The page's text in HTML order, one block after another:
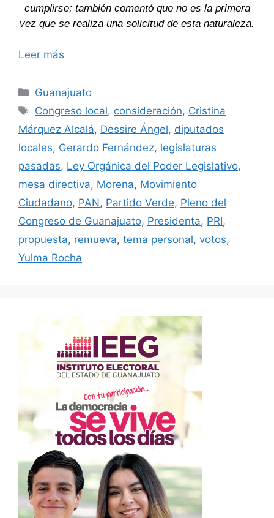
cumplirse; también comentó que no es la primera
vez que se realiza una solicitud de esta naturaleza.
Leer más
Categorías
Guanajuato
Etiquetas
Congreso local, consideración, Cristina
Márquez Alcalá, Dessire Ángel, diputados
locales, Gerardo Fernández, legislaturas
pasadas, Ley Orgánica del Poder Legislativo,
mesa directiva, Morena, Movimiento
Ciudadano, PAN, Partido Verde, Pleno del
Congreso de Guanajuato, Presidenta, PRI,
propuesta, remueva, tema personal, votos,
Yulma Rocha